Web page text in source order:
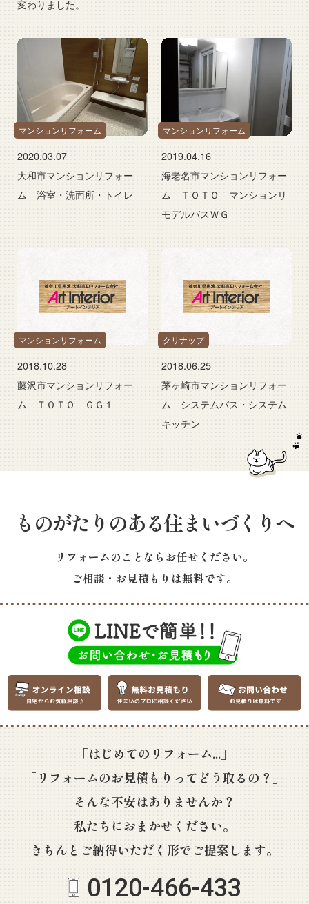
変わりました。
マンションリフォーム
2020.03.07
大和市マンションリフォー
ム 浴室・洗面所・トイレ
マンションリフォーム
2019.04.16
海老名市マンションリフォー
ム ＴＯＴＯ マンションリ
モデルバスＷＧ
マンションリフォーム
2018.10.28
藤沢市マンションリフォー
ム ＴＯＴＯ ＧＧ１
クリナップ
2018.06.25
茅ヶ崎市マンションリフォー
ム システムバス・システム
キッチン
ものがたりのある住まいづくりへ
リフォームのことならお任せください。
ご相談・お見積もりは無料です。
「はじめてのリフォーム...」
「リフォームのお見積もりってどう取るの？」
そんな不安はありませんか？
私たちにおまかせください。
きちんとご納得いただく形でご提案します。
0120-466-433